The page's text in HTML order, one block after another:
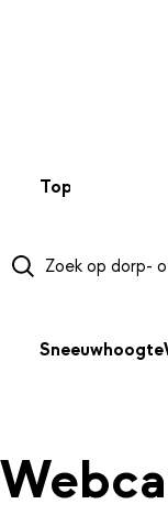
Top 50
Sneeuwhoogte